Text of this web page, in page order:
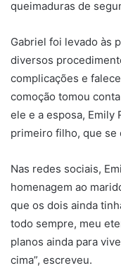
queimaduras de
Gabriel foi levado às
diversos
complicações e
comoção tomou
ele e a esposa, Emily
primeiro filho, que se
Nas redes sociais,
homenagem ao
que os dois ainda
todo sempre, meu
planos ainda para
cima”, escreveu.